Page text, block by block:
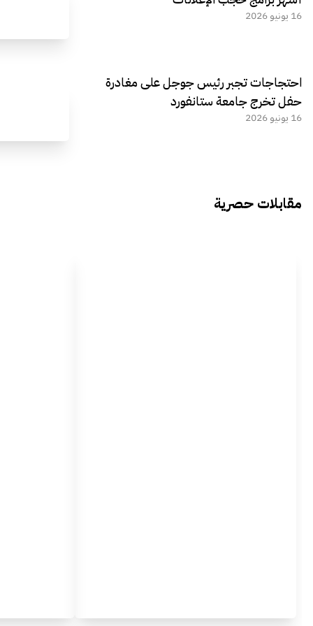
16 يونيو 2026
احتجاجات تجبر رئيس جوجل على مغادرة
حفل تخرج جامعة ستانفورد
16 يونيو 2026
مقابلات حصرية